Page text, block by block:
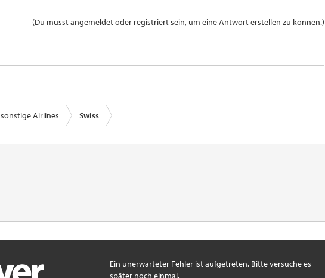
(Du musst angemeldet oder registriert sein, um eine Antwort erstellen zu können.)
sonstige Airlines Swiss
Ein unerwarteter Fehler ist aufgetreten. Bitte versuche es
später noch einmal.